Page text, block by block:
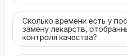
Сколько времени есть у
замену лекарств,
контроля качества?